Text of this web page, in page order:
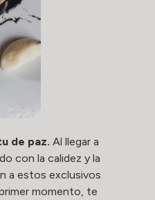
de paz. Al llegar a
con la calidez y la
a estos exclusivos
momento, te